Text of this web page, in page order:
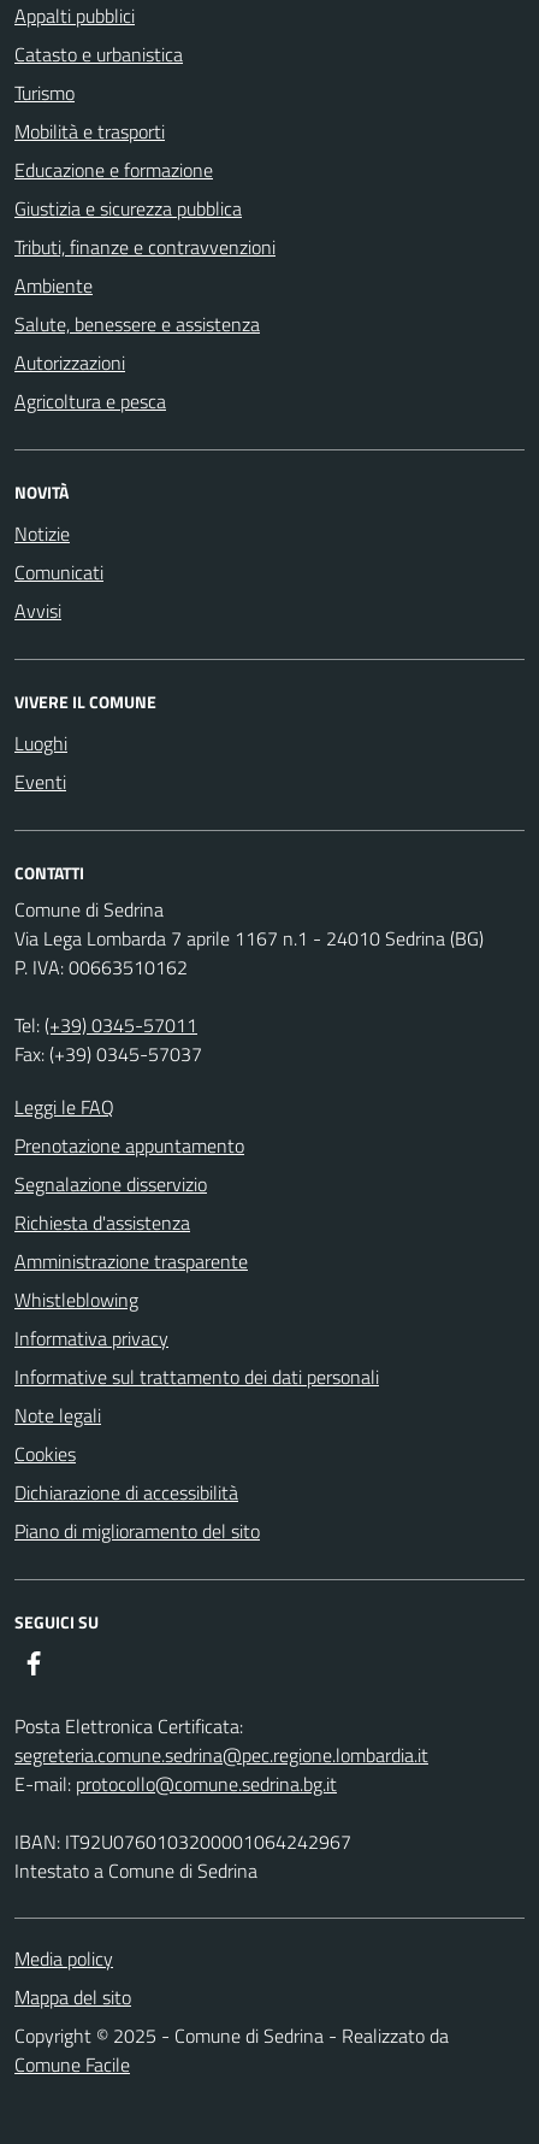
Appalti pubblici
Catasto e urbanistica
Turismo
Mobilità e trasporti
Educazione e formazione
Giustizia e sicurezza pubblica
Tributi, finanze e contravvenzioni
Ambiente
Salute, benessere e assistenza
Autorizzazioni
Agricoltura e pesca
NOVITÀ
Notizie
Comunicati
Avvisi
VIVERE IL COMUNE
Luoghi
Eventi
CONTATTI
Comune di Sedrina
Via Lega Lombarda 7 aprile 1167 n.1 - 24010 Sedrina (BG)
P. IVA: 00663510162
Tel:(+39) 0345-57011
Fax: (+39) 0345-57037
Leggi le FAQ
Prenotazione appuntamento
Segnalazione disservizio
Richiesta d'assistenza
Amministrazione trasparente
Whistleblowing
Informativa privacy
Informative sul trattamento dei dati personali
Note legali
Cookies
Dichiarazione di accessibilità
Piano di miglioramento del sito
SEGUICI SU
Posta Elettronica Certificata:
segreteria.comune.sedrina@pec.regione.lombardia.it
E-mail: protocollo@comune.sedrina.bg.it
IBAN: IT92U0760103200001064242967
Intestato a Comune di Sedrina
Media policy
Mappa del sito
Copyright © 2025 - Comune di Sedrina - Realizzato da
Comune Facile